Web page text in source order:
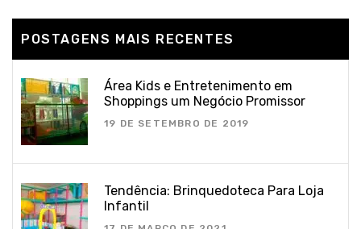
POSTAGENS MAIS RECENTES
Área Kids e Entretenimento em
Shoppings um Negócio Promissor
19 DE SETEMBRO DE 2019
Tendência: Brinquedoteca Para Loja
Infantil